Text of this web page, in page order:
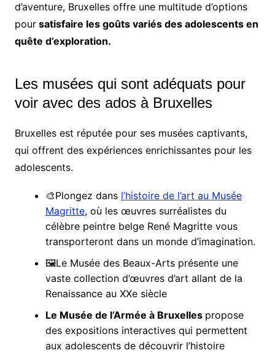
d’aventure, Bruxelles offre une multitude d’options
poursatisfaire les goûts variés des adolescents en
quête d’exploration.
Les musées qui sont adéquats pour
voir avec des ados à Bruxelles
Bruxelles est réputée pour ses musées captivants,
qui offrent des expériences enrichissantes pour les
adolescents.
🎨Plongez dans l’histoire de l’art au Musée
Magritte, où les œuvres surréalistes du
célèbre peintre belge René Magritte vous
transporteront dans un monde d’imagination.
🖼️Le Musée des Beaux-Arts présente une
vaste collection d’œuvres d’art allant de la
Renaissance au XXe siècle
Le Musée de l’Armée à Bruxelles propose
des expositions interactives qui permettent
aux adolescents de découvrir l’histoire